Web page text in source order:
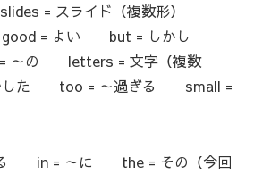
= スライド（複数形）
= よい but = しかし
の letters = 文字（複数
した too = ～過ぎる small =
in = ～に the = その（今回